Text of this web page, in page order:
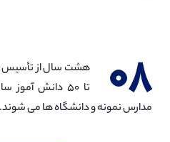
۰۸
تا ۵۰ دانش
مدارس نمونه و دانشگاه ها می شوند.